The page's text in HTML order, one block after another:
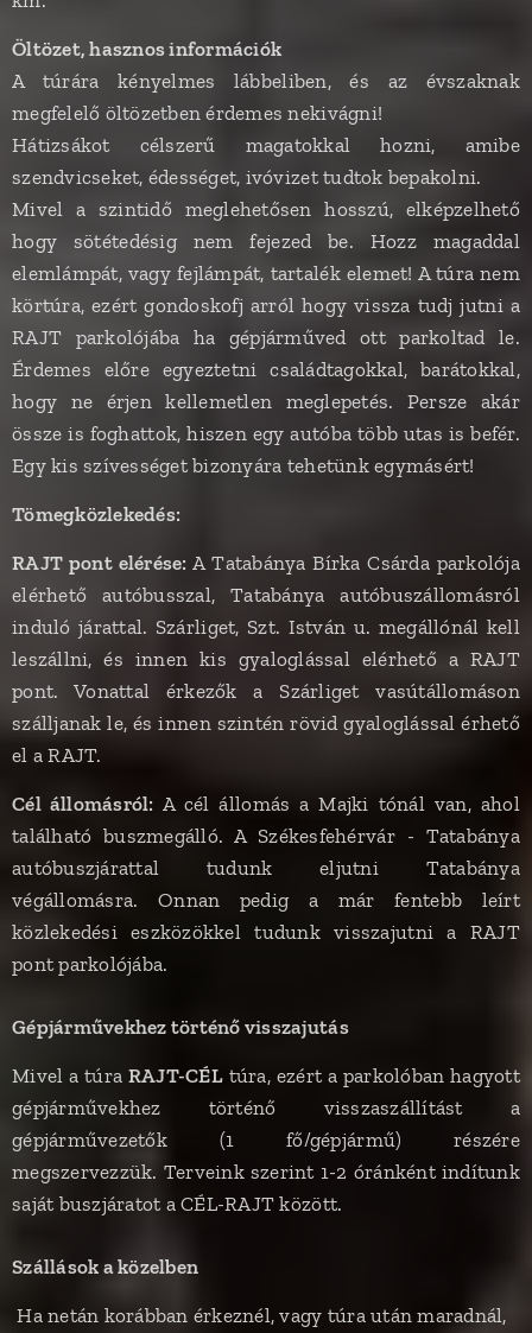
Öltözet, hasznos információk
A túrára kényelmes lábbeliben, és az évszaknak
megfelelő öltözetben érdemes nekivágni!
Hátizsákot célszerű magatokkal hozni, amibe
szendvicseket, édességet, ivóvizet tudtok bepakolni.
Mivel a szintidő meglehetősen hosszú, elképzelhető
hogy sötétedésig nem fejezed be. Hozz magaddal
elemlámpát, vagy fejlámpát, tartalék elemet! A túra nem
körtúra, ezért gondoskofj arról hogy vissza tudj jutni a
RAJT parkolójába ha gépjárműved ott parkoltad le.
Érdemes előre egyeztetni családtagokkal, barátokkal,
hogy ne érjen kellemetlen meglepetés. Persze akár
össze is foghattok, hiszen egy autóba több utas is befér.
Egy kis szívességet bizonyára tehetünk egymásért!
Tömegközlekedés:
RAJT pont elérése: A Tatabánya Bírka Csárda parkolója
elérhető autóbusszal, Tatabánya autóbuszállomásról
induló járattal. Szárliget, Szt. István u. megállónál kell
leszállni, és innen kis gyaloglással elérhető a RAJT
pont. Vonattal érkezők a Szárliget vasútállomáson
szálljanak le, és innen szintén rövid gyaloglással érhető
el a RAJT.
Cél állomásról: A cél állomás a Majki tónál van, ahol
található buszmegálló. A Székesfehérvár - Tatabánya
autóbuszjárattal tudunk eljutni Tatabánya
végállomásra. Onnan pedig a már fentebb leírt
közlekedési eszközökkel tudunk visszajutni a RAJT
pont parkolójába.
Gépjárművekhez történő visszajutás
Mivel a túra RAJT-CÉLtúra, ezért a parkolóban hagyott
gépjárművekhez történő visszaszállítást a
gépjárművezetők (1 fő/gépjármű) részére
megszervezzük. Terveink szerint 1-2 óránként indítunk
saját buszjáratot a CÉL-RAJT között.
Szállások a közelben
Ha netán korábban érkeznél, vagy túra után maradnál,